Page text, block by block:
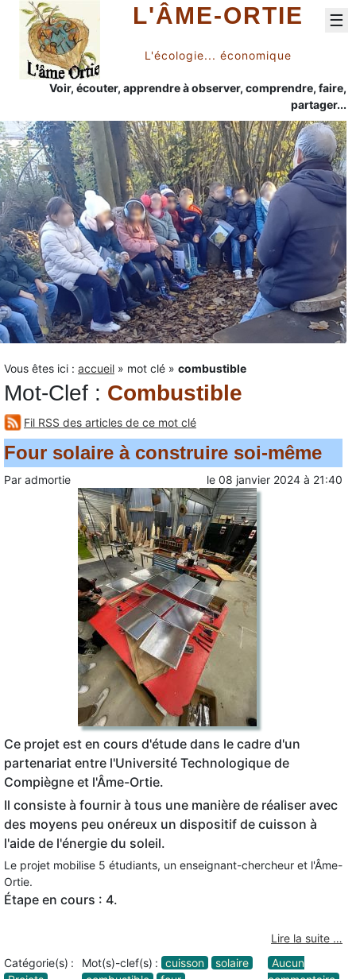
L'ÂME-ORTIE
L'écologie... économique
Voir, écouter, apprendre à observer, comprendre, faire,
partager...
☰
Vous êtes ici : accueil » mot clé » combustible
Mot-Clef : Combustible
Fil RSS des articles de ce mot clé
Four solaire à construire soi-même
Par admortie le 08 janvier 2024 à 21:40
Ce projet est en cours d'étude dans le cadre d'un
partenariat entre l'Université Technologique de
Compiègne et l'Âme-Ortie.
Il consiste à fournir à tous une manière de réaliser avec
des moyens peu onéreux un dispositif de cuisson à
l'aide de l'énergie du soleil.
Le projet mobilise 5 étudiants, un enseignant-chercheur et l'Âme-
Ortie.
Étape en cours : 4.
Lire la suite …
Catégorie(s) :
Mot(s)-clef(s) : cuisson
solaire
Aucun